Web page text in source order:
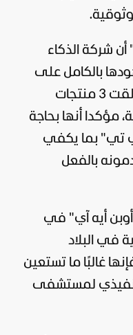
أن شركة الذكاء
بالكامل على
قطاع الرعاية الصحية، حيث أطلقت 3 منتجات
الـ6 الماضية، مؤكدا أنها بحاجة
تي" بما يكفي
بالفعل
أيه آي" في
في البلاد
غالبًا ما تستعين
لمستشفى